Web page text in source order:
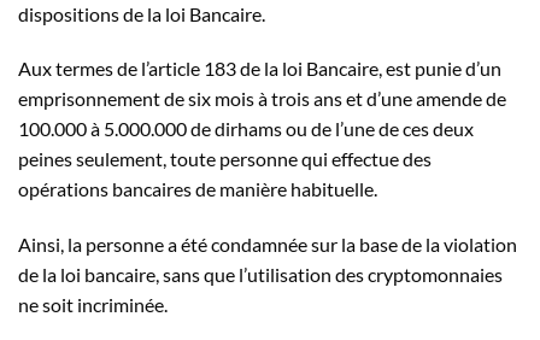
dispositions de la loi Bancaire.
Aux termes de l’article 183 de la loi Bancaire, est punie d’un
emprisonnement de six mois à trois ans et d’une amende de
100.000 à 5.000.000 de dirhams ou de l’une de ces deux
peines seulement, toute personne qui effectue des
opérations bancaires de manière habituelle.
Ainsi, la personne a été condamnée sur la base de la violation
de la loi bancaire, sans que l’utilisation des cryptomonnaies
ne soit incriminée.